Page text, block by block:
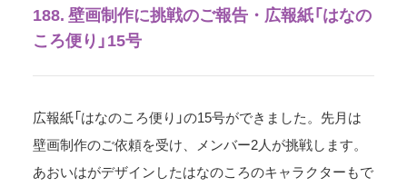
188. 壁画制作に挑戦のご報告・広報紙「はなの
ころ便り」15号
広報紙「はなのころ便り」の15号ができました。先月は
壁画制作のご依頼を受け、メンバー2人が挑戦します。
あおいはがデザインしたはなのころのキャラクターもで